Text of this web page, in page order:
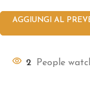
AGGIUNGI AL
2 People